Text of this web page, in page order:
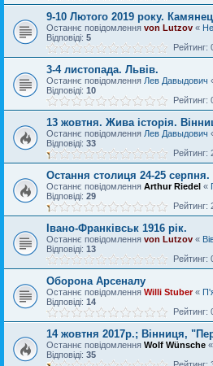
9-10 Лютого 2019 року.
Останнє повідомлення von Lutzov «
Відповіді: 5
Рейтинг:
3-4 листопада. Львів.
Останнє повідомлення Лев Давыдович
Відповіді: 10
Рейтинг:
13 жовтня. Жива історія.
Останнє повідомлення Лев Давыдович
Відповіді: 33
Рейтинг:
Остання столиця 24-25 серпня.
Останнє повідомлення Arthur Riedel «
Відповіді: 29
Рейтинг:
Івано-Франківськ 1916 рік.
Останнє повідомлення von Lutzov «
Відповіді: 13
Рейтинг:
Оборона Арсеналу
Останнє повідомлення Willi Stuber«
Відповіді: 14
Рейтинг:
14 жовтня 2017р.; Вінниця,
Останнє повідомлення Wolf Wünsche «
Відповіді: 35